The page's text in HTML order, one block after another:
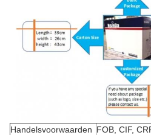
Handelsvoorwaarden FOB, CIF,